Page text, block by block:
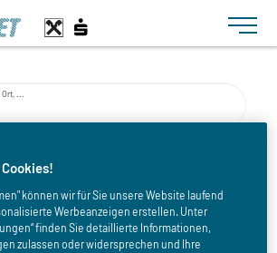
Toggle
...
können wir für Sie unsere Website laufend
Werbeanzeigen erstellen. Unter
finden Sie detaillierte Informationen,
zulassen oder widersprechen und Ihre